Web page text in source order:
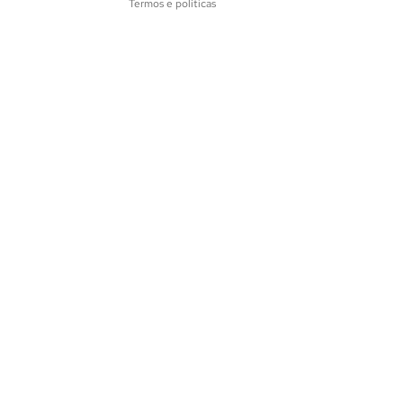
Termos e políticas